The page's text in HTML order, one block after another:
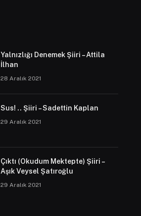
Yalnızlığı Denemek Şiiri – Attila
İlhan
28 Aralık 2021
Sus! .. Şiiri – Sadettin Kaplan
29 Aralık 2021
Çıktı (Okudum Mektepte) Şiiri –
Aşık Veysel Şatıroğlu
29 Aralık 2021